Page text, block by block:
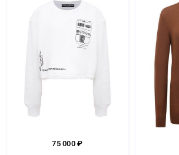
75 000 ₽